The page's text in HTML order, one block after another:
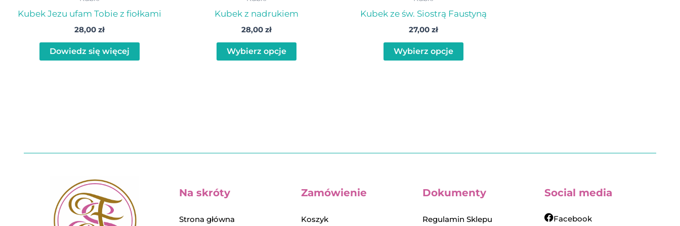
Kubek Jezu ufam Tobie z fiołkami
28,00 zł
Dowiedz się więcej
Kubek z nadrukiem
28,00 zł
Wybierz opcje
Kubek ze św. Siostrą Faustyną
27,00 zł
Wybierz opcje
Na skróty
Strona główna
Zamówienie
Koszyk
Dokumenty
Regulamin Sklepu
Social media
Facebook